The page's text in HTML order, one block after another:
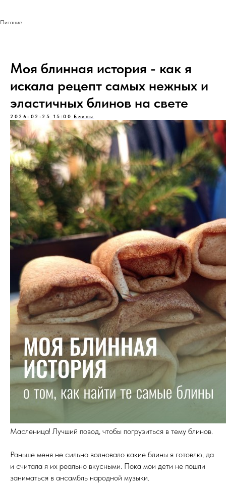
Питание
Моя блинная история - как я
искала рецепт самых нежных и
эластичных блинов на свете
2026-02-25 15:00 Блины
Масленица! Лучший повод, чтобы погрузиться в тему блинов.
Раньше меня не сильно волновало какие блины я готовлю, да
и считала я их реально вкусными. Пока мои дети не пошли
заниматься в ансамбль народной музыки.